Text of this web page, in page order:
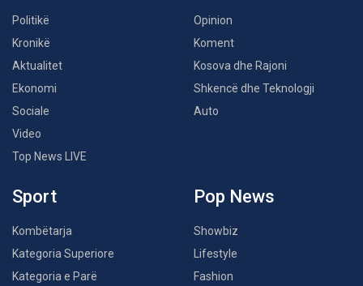
Politikë
Kronikë
Aktualitet
Ekonomi
Sociale
Video
Top News LIVE
Opinion
Koment
Kosova dhe Rajoni
Shkencë dhe Teknologji
Auto
Sport
Kombëtarja
Kategoria Superiore
Kategoria e Parë
Pop News
Showbiz
Lifestyle
Fashion